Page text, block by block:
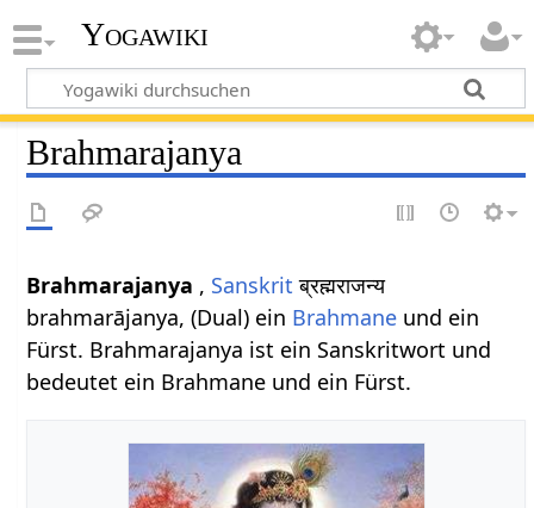
Yogawiki
Brahmarajanya
Brahmarajanya , Sanskrit ब्रह्मराजन्य
brahmarājanya, (Dual) ein Brahmane und ein
Fürst. Brahmarajanya ist ein Sanskritwort und
bedeutet ein Brahmane und ein Fürst.